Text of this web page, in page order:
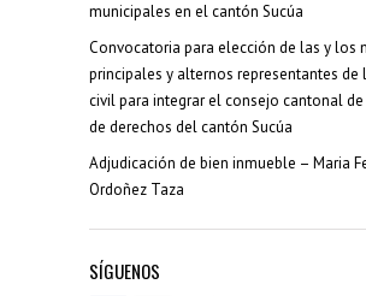
municipales en el cantón Sucúa
Convocatoria para elección de las y los
principales y alternos representantes de
civil para integrar el consejo cantonal
de derechos del cantón Sucúa
Adjudicación de bien inmueble – Maria
Ordoñez Taza
SÍGUENOS